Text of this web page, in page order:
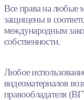
Все права на любые
защищены в
международным
собственности.
Любое
видеоматериалов
правообладателя